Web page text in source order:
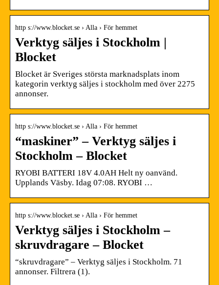
http s://www.blocket.se › Alla › För hemmet
Verktyg säljes i Stockholm |
Blocket
Blocket är Sveriges största marknadsplats inom
kategorin verktyg säljes i stockholm med över 2275
annonser.
http s://www.blocket.se › Alla › För hemmet
“maskiner” – Verktyg säljes i
Stockholm – Blocket
RYOBI BATTERI 18V 4.0AH Helt ny oanvänd.
Upplands Väsby. Idag 07:08. RYOBI …
http s://www.blocket.se › Alla › För hemmet
Verktyg säljes i Stockholm –
skruvdragare – Blocket
“skruvdragare” – Verktyg säljes i Stockholm. 71
annonser. Filtrera (1).